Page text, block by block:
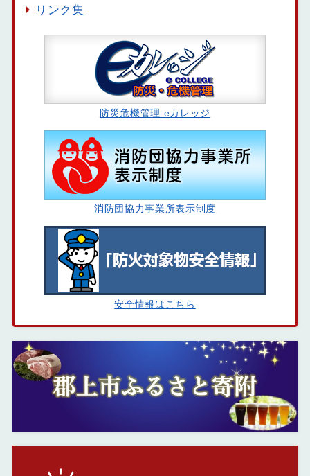
リンク集
防災危機管理 eカレッジ
消防団協力事業所表示制度
安全情報はこちら